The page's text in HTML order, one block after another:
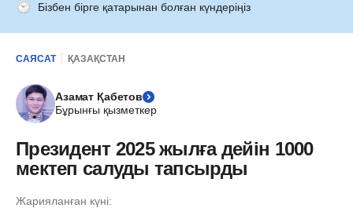
Бізбен бірге қатарынан болған күндеріңіз
САЯСАТ ҚАЗАҚСТАН
Азамат Қабетов
Бұрынғы қызметкер
Президент 2025 жылға дейін 1000
мектеп салуды тапсырды
Жарияланған күні: